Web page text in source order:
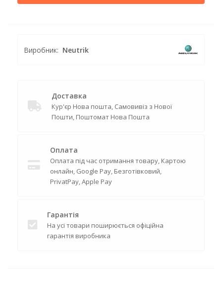
Виробник: Neutrik
Доставка
Кур'єр Нова пошта, Самовивіз з Нової
Пошти, Поштомат Нова Пошта
Оплата
Оплата під час отримання товару, Картою
онлайн, Google Pay, Безготівковий,
PrivatPay, Apple Pay
Гарантія
На усі товари поширюється офіційна
гарантія виробника